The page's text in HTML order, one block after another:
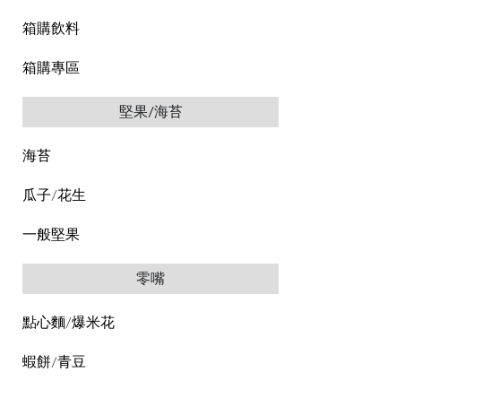
箱購飲料
箱購專區
堅果/海苔
海苔
瓜子/花生
一般堅果
零嘴
點心麵/爆米花
蝦餅/青豆